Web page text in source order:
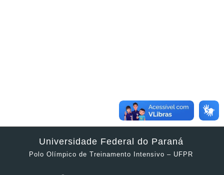
Universidade Federal do Paraná
Polo Olímpico de Treinamento Intensivo – UFPR